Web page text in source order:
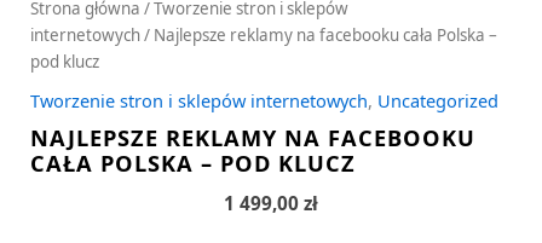
Strona główna /Tworzenie stron i sklepów
internetowych/ Najlepsze reklamy na facebooku cała Polska –
pod klucz
Tworzenie stron i sklepów internetowych, Uncategorized
NAJLEPSZE REKLAMY NA FACEBOOKU
CAŁA POLSKA – POD KLUCZ
1 499,00 zł